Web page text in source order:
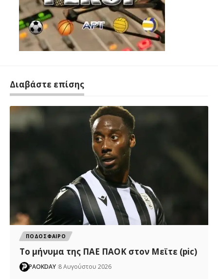
Διαβάστε επίσης
ΠΟΔΟΣΦΑΙΡΟ
Το μήνυμα της ΠΑΕ ΠΑΟΚ στον Μεϊτε (pic)
PAOKDAY 8 Αυγούστου 2026